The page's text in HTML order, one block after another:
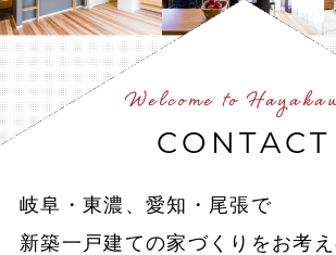
Welcome to
CONTACT
岐阜・東濃、愛知・尾張で
新築一戸建ての家づくりをお考